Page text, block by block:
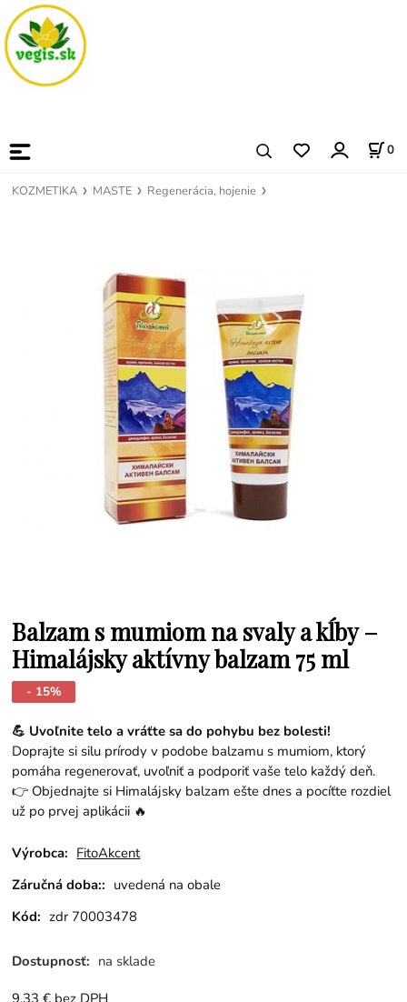
0
KOZMETIKA MASTE Regenerácia, hojenie
Balzam s mumiom na svaly a kĺby –
Himalájsky aktívny balzam 75 ml
- 15%
💪 Uvoľnite telo a vráťte sa do pohybu bez bolesti!
Doprajte si silu prírody v podobe balzamu s mumiom, ktorý
pomáha regenerovať, uvoľniť a podporiť vaše telo každý deň.
👉 Objednajte si Himalájsky balzam ešte dnes a pocíťte rozdiel
už po prvej aplikácii 🔥
Výrobca: FitoAkcent
Záručná doba:: uvedená na obale
Kód: zdr 70003478
Dostupnosť: na sklade